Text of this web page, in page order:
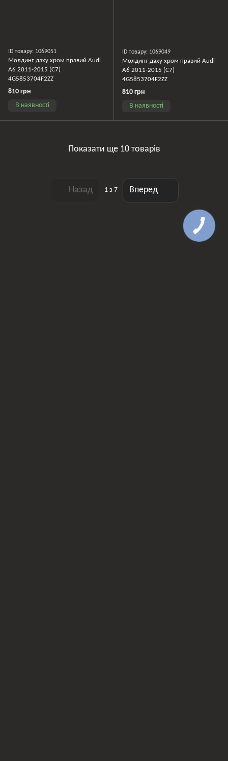
ID товару: 1069051
Молдинг даху хром правий Audi
A6 2011-2015 (C7)
4G5853704F2ZZ
810 грн
В наявності
ID товару: 1069049
Молдинг даху хром правий Audi
A6 2011-2015 (C7)
4G5853704F2ZZ
810 грн
В наявності
Показати ще 10 товарів
Назад 1з 7 Вперед